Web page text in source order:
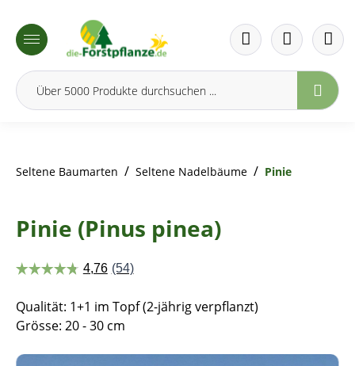
springen
Seltene Baumarten / Seltene Nadelbäume / Pinie
Pinie (Pinus pinea)
Qualität: 1+1 im Topf (2-jährig verpflanzt)
Grösse: 20 - 30 cm